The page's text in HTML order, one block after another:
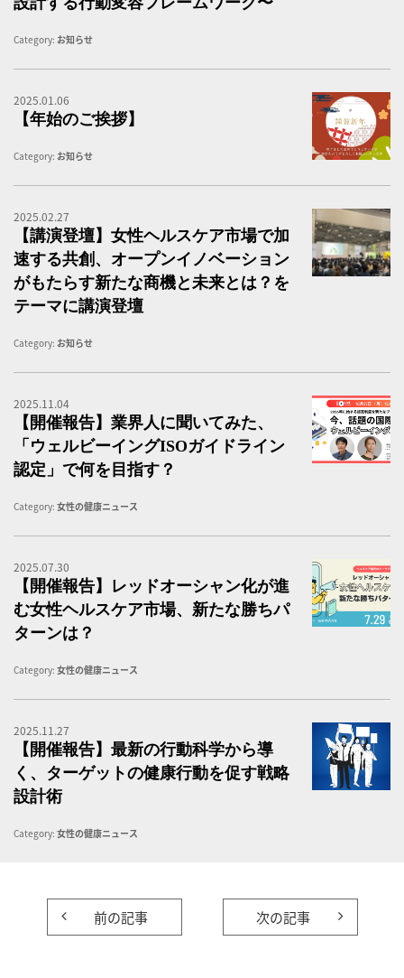
Category: お知らせ
2025.01.06
【年始のご挨拶】
Category: お知らせ
2025.02.27
【講演登壇】女性ヘルスケア市場で加
速する共創、オープンイノベーション
がもたらす新たな商機と未来とは？を
テーマに講演登壇
Category: お知らせ
2025.11.04
【開催報告】業界人に聞いてみた、
「ウェルビーイングISOガイドライン
認定」で何を目指す？
Category: 女性の健康ニュース
2025.07.30
【開催報告】レッドオーシャン化が進
む女性ヘルスケア市場、新たな勝ちパ
ターンは？
Category: 女性の健康ニュース
2025.11.27
【開催報告】最新の行動科学から導
く、ターゲットの健康行動を促す戦略
設計術
Category: 女性の健康ニュース
前の記事 次の記事